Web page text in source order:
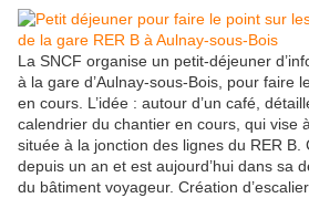
La SNCF organise un petit-déjeuner
à la gare d’Aulnay-sous-Bois, pour faire
en cours. L’idée : autour d’un café,
calendrier du chantier en cours, qui vise
située à la jonction des lignes du RER B.
depuis un an et est aujourd’hui dans sa
du bâtiment voyageur. Création